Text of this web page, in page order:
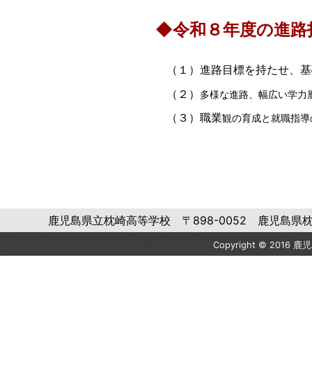
◆令和８年度の進
（１）進路目標を持たせ、
（２） 多様な進路、幅広い学
（３）職業観の育成と就職指
鹿児島県立枕崎高等学校 〒898-0052 鹿児島県
Copyright © 2016 鹿児